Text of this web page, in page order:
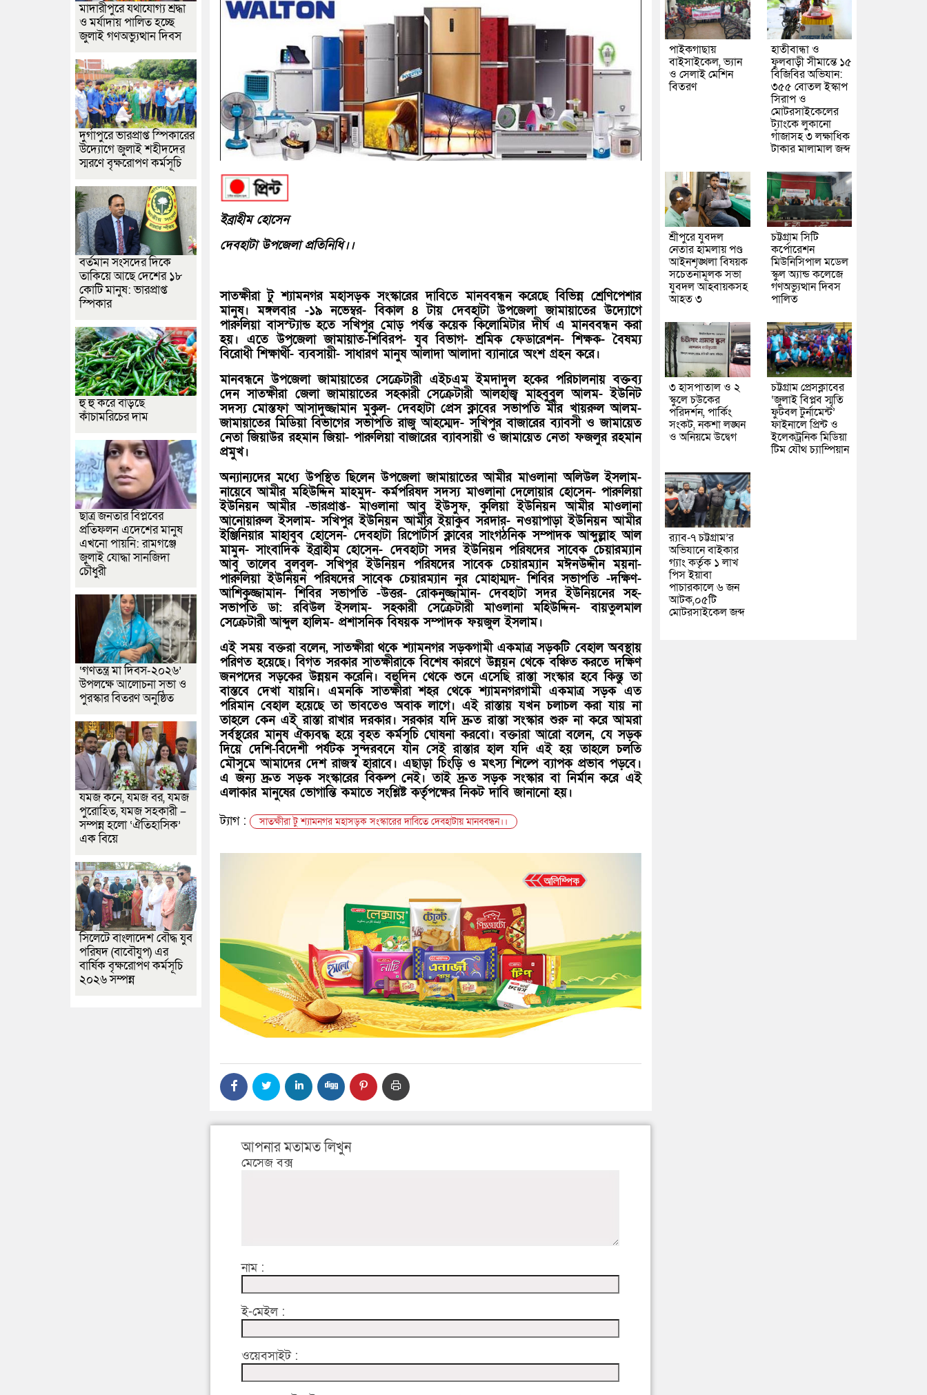
ইব্রাহীম হোসেন
দেবহাটা উপজেলা প্রতিনিধি।।
সাতক্ষীরা টু শ্যামনগর মহাসড়ক সংস্কারের দাবিতে মানববন্ধন করেছে বিভিন্ন শ্রেণিপেশার
মানুষ। মঙ্গলবার -১৯ নভেম্বর- বিকাল ৪ টায় দেবহাটা উপজেলা জামায়াতের উদ্যোগে
পারুলিয়া বাসস্ট্যান্ড হতে সখিপুর মোড় পর্যন্ত কয়েক কিলোমিটার দীর্ঘ এ মানববন্ধন করা
হয়। এতে উপজেলা জামায়াত-শিবিরপ- যুব বিভাগ- শ্রমিক ফেডারেশন- শিক্ষক- বৈষম্য
বিরোধী শিক্ষার্থী- ব্যবসায়ী- সাধারণ মানুষ আলাদা আলাদা ব্যানারে অংশ গ্রহন করে।
মানবন্ধনে উপজেলা জামায়াতের সেক্রেটারী এইচএম ইমদাদুল হকের পরিচালনায় বক্তব্য
দেন সাতক্ষীরা জেলা জামায়াতের সহকারী সেক্রেটারী আলহাজ্ব মাহবুবুল আলম- ইউনিট
সদস্য মোস্তফা আসাদুজ্জামান মুকুল- দেবহাটা প্রেস ক্লাবের সভাপতি মীর খায়রুল আলম-
জামায়াতের মিডিয়া বিভাগের সভাপতি রাজু আহম্মেদ- সখিপুর বাজারের ব্যাবসী ও জামায়েত
নেতা জিয়াউর রহমান জিয়া- পারুলিয়া বাজারের ব্যাবসায়ী ও জামায়েত নেতা ফজলুর রহমান
প্রমুখ।
অন্যান্যদের মধ্যে উপস্থিত ছিলেন উপজেলা জামায়াতের আমীর মাওলানা অলিউল ইসলাম-
নায়েবে আমীর মহিউদ্দিন মাহমুদ- কর্মপরিষদ সদস্য মাওলানা দেলোয়ার হোসেন- পারুলিয়া
ইউনিয়ন আমীর -ভারপ্রাপ্ত- মাওলানা আবু ইউসুফ, কুলিয়া ইউনিয়ন আমীর মাওলানা
আনোয়ারুল ইসলাম- সখিপুর ইউনিয়ন আমীর ইয়াকুব সরদার- নওয়াপাড়া ইউনিয়ন আমীর
ইঞ্জিনিয়ার মাহাবুব হোসেন- দেবহাটা রিপোর্টার্স ক্লাবের সাংগঠনিক সম্পাদক আব্দুল্লাহ আল
মামুন- সাংবাদিক ইব্রাহীম হোসেন- দেবহাটা সদর ইউনিয়ন পরিষদের সাবেক চেয়ারম্যান
আবু তালেব বুলবুল- সখিপুর ইউনিয়ন পরিষদের সাবেক চেয়ারম্যান মঈনউদ্দীন ময়না-
পারুলিয়া ইউনিয়ন পরিষদের সাবেক চেয়ারম্যান নুর মোহাম্মদ- শিবির সভাপতি -দক্ষিণ-
আশিকুজ্জামান- শিবির সভাপতি -উত্তর- রোকনুজ্জামান- দেবহাটা সদর ইউনিয়নের সহ-
সভাপতি ডা: রবিউল ইসলাম- সহকারী সেক্রেটারী মাওলানা মহিউদ্দিন- বায়তুলমাল
সেক্রেটারী আব্দুল হালিম- প্রশাসনিক বিষয়ক সম্পাদক ফয়জুল ইসলাম।
এই সময় বক্তরা বলেন, সাতক্ষীরা থকে শ্যামনগর সড়কগামী একমাত্র সড়কটি বেহাল অবস্থায়
পরিণত হয়েছে। বিগত সরকার সাতক্ষীরাকে বিশেষ কারণে উন্নয়ন থেকে বঞ্চিত করতে দক্ষিণ
জনপদের সড়কের উন্নয়ন করেনি। বহুদিন থেকে শুনে এসেছি রাস্তা সংস্কার হবে কিন্তু তা
বাস্তবে দেখা যায়নি। এমনকি সাতক্ষীরা শহর থেকে শ্যামনগরগামী একমাত্র সড়ক এত
পরিমান বেহাল হয়েছে তা ভাবতেও অবাক লাগে। এই রাস্তায় যখন চলাচল করা যায় না
তাহলে কেন এই রাস্তা রাখার দরকার। সরকার যদি দ্রুত রাস্তা সংস্কার শুরু না করে আমরা
সর্বস্থরের মানুষ ঐক্যবদ্ধ হয়ে বৃহত কর্মসূচি ঘোষনা করবো। বক্তারা আরো বলেন, যে সড়ক
দিয়ে দেশি-বিদেশী পর্যটক সুন্দরবনে যান সেই রাস্তার হাল যদি এই হয় তাহলে চলতি
মৌসুমে আমাদের দেশ রাজস্ব হারাবে। এছাড়া চিংড়ি ও মৎস্য শিল্পে ব্যাপক প্রভাব পড়বে।
এ জন্য দ্রুত সড়ক সংস্কারের বিকল্প নেই। তাই দ্রুত সড়ক সংস্কার বা নির্মান করে এই
এলাকার মানুষের ভোগান্তি কমাতে সংশ্লিষ্ট কর্তৃপক্ষের নিকট দাবি জানানো হয়।
ট্যাগ :
সাতক্ষীরা টু শ্যামনগর মহাসড়ক সংস্কারের দাবিতে দেবহাটায় মানববন্ধন।।
আপনার মতামত লিখুন
মেসেজ বক্স
নাম :
ই-মেইল :
ওয়েবসাইট :
মাদারীপুরে যথাযোগ্য শ্রদ্ধা
ও মর্যাদায় পালিত হচ্ছে
জুলাই গণঅভ্যুত্থান দিবস
দুর্গাপুরে ভারপ্রাপ্ত স্পিকারের
উদ্যোগে জুলাই শহীদদের
স্মরণে বৃক্ষরোপণ কর্মসূচি
বর্তমান সংসদের দিকে
তাকিয়ে আছে দেশের ১৮
কোটি মানুষ: ভারপ্রাপ্ত
স্পিকার
হু হু করে বাড়ছে
কাঁচামরিচের দাম
ছাত্র জনতার বিপ্লবের
প্রতিফলন এদেশের মানুষ
এখনো পায়নি: রামগঞ্জে
জুলাই যোদ্ধা সানজিদা
চৌধুরী
‘গণতন্ত্র মা দিবস-২০২৬’
উপলক্ষে আলোচনা সভা ও
পুরস্কার বিতরণ অনুষ্ঠিত
যমজ কনে, যমজ বর, যমজ
পুরোহিত, যমজ সহকারী –
সম্পন্ন হলো ‘ঐতিহাসিক’
এক বিয়ে
সিলেটে বাংলাদেশ বৌদ্ধ যুব
পরিষদ (বাবৌযুপ) এর
বার্ষিক বৃক্ষরোপণ কর্মসূচি
২০২৬ সম্পন্ন
পাইকগাছায়
বাইসাইকেল, ভ্যান
ও সেলাই মেশিন
বিতরণ
হাতীবান্ধা ও
ফুলবাড়ী সীমান্তে ১৫
বিজিবির অভিযান:
৩৫৫ বোতল ইস্কাপ
সিরাপ ও
মোটরসাইকেলের
ট্যাংকে লুকানো
গাঁজাসহ ৩ লক্ষাধিক
টাকার মালামাল জব্দ
শ্রীপুরে যুবদল
নেতার হামলায় পণ্ড
আইনশৃঙ্খলা বিষয়ক
সচেতনামূলক সভা
যুবদল আহবায়কসহ
আহত ৩
চট্টগ্রাম সিটি
কর্পোরেশন
মিউনিসিপাল মডেল
স্কুল অ্যান্ড কলেজে
গণঅভ্যুত্থান দিবস
পালিত
৩ হাসপাতাল ও ২
স্কুলে চউকের
পরিদর্শন, পার্কিং
সংকট, নকশা লঙ্ঘন
ও অনিয়মে উদ্বেগ
চট্টগ্রাম প্রেসক্লাবের
‘জুলাই বিপ্লব স্মৃতি
ফুটবল টুর্নামেন্ট’
ফাইনালে প্রিন্ট ও
ইলেকট্রনিক মিডিয়া
টিম যৌথ চ্যাম্পিয়ান
র‌্যাব-৭ চট্টগ্রাম’র
অভিযানে বাইকার
গ্যাং কর্তৃক ১ লাখ
পিস ইয়াবা
পাচারকালে ৬ জন
আটক,০৫টি
মোটরসাইকেল জব্দ